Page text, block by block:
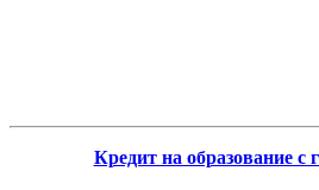
Кредит на образование с